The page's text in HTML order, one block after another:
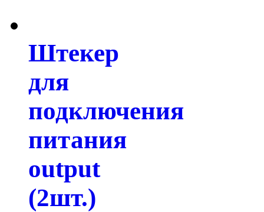
Штекер
для
подключения
питания
output
(2шт.)